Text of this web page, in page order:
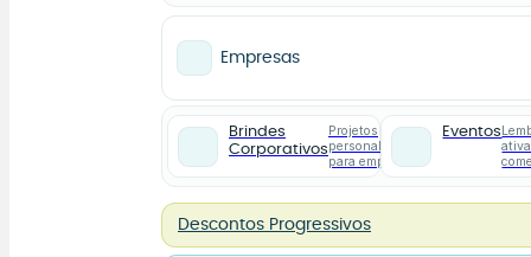
Empresas
Brindes
Corporativos
Projetos
personalizados
para empresas
Eventos
Descontos Progressivos